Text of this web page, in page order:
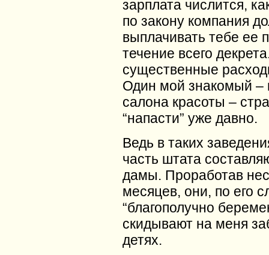
зарплата числится,
по закону компания
выплачивать тебе ее
течение всего
существенные
Один мой знакомый –
салона красоты –
“напасти” уже давно.
Ведь в таких
часть штата
дамы. Проработав
месяцев, они, по его
“благополучно
скидывают на меня
детях.